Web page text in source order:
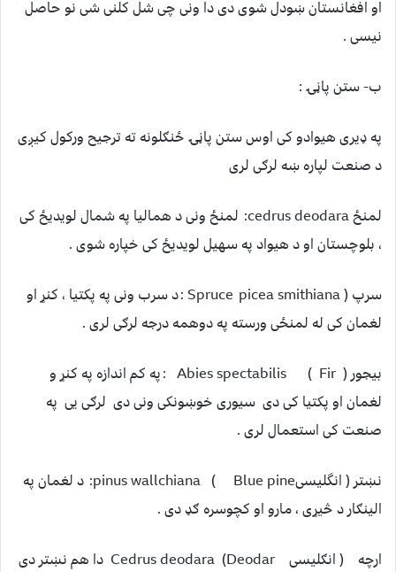
او افغانستان ښودل شوی دی دا ونی چی شل کلنی شی نو حاصل
نیسی .
ب- ستن پاڼۍ :
په ډیری هیوادو کی اوس ستن پاڼۍ ځنګلونه ته ترجیح ورکول کیږی
د صنعت لپاره ښه لرګی لری
لمنځ cedrus deodara: لمنځ ونی د همالیا په شمال لویدیځ کی
، بلوچستان او د هیواد په سهیل لویدیځ کی خپاره شوی .
سرپ ( Spruce picea smithiana : د سرب ونی په پکتیا ، کنړ او
لغمان کی له لمنځی ورسته په دوهمه درجه لرګی لری .
بیجور ( Fir ) Abies spectabilis : په کم اندازه په کنړ و
لغمان او پکتیا کی دی سیوری خوښونکی ونی دی لرګی یی په
صنعت کی استعمال لری .
نښتر ( انگلیسیBlue pine ) pinus wallchiana: د لغمان په
الینګار د څیړی ، مارو او کچوسره ګډ دی .
ارچه ( انګلیسی Deodar) Cedrus deodara دا هم نښتر دی